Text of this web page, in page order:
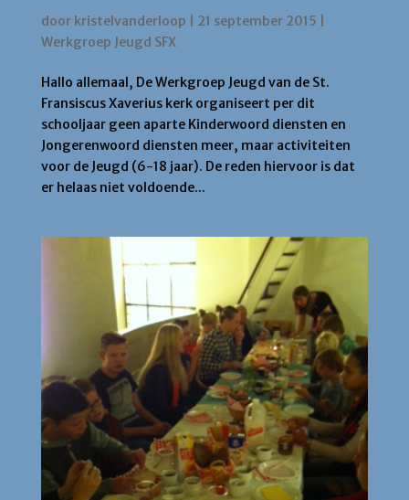
door kristelvanderloop 21 september 2015
Werkgroep Jeugd SFX
Hallo allemaal, De Werkgroep Jeugd van de St.
Fransiscus Xaverius kerk organiseert per dit
schooljaar geen aparte Kinderwoord diensten en
Jongerenwoord diensten meer, maar activiteiten
voor de Jeugd (6-18 jaar). De reden hiervoor is dat
er helaas niet voldoende...